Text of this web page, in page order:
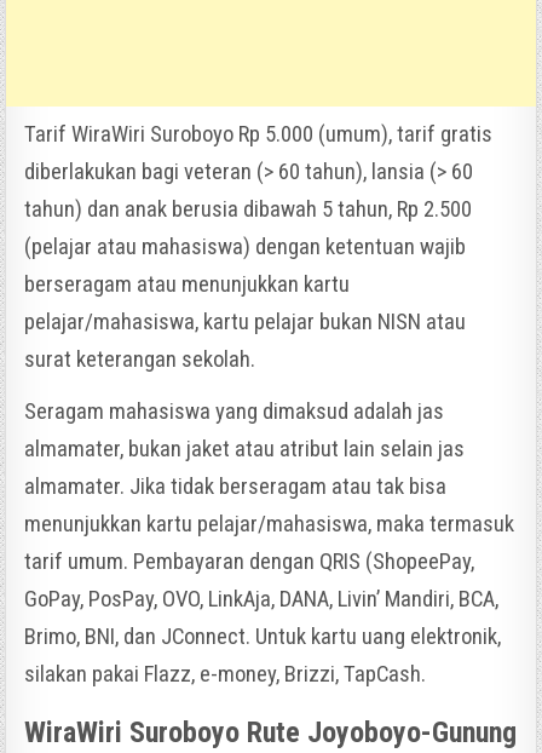
Tarif WiraWiri Suroboyo Rp 5.000 (umum), tarif gratis
diberlakukan bagi veteran (> 60 tahun), lansia (> 60
tahun) dan anak berusia dibawah 5 tahun, Rp 2.500
(pelajar atau mahasiswa) dengan ketentuan wajib
berseragam atau menunjukkan kartu
pelajar/mahasiswa, kartu pelajar bukan NISN atau
surat keterangan sekolah.
Seragam mahasiswa yang dimaksud adalah jas
almamater, bukan jaket atau atribut lain selain jas
almamater. Jika tidak berseragam atau tak bisa
menunjukkan kartu pelajar/mahasiswa, maka termasuk
tarif umum. Pembayaran dengan QRIS (ShopeePay,
GoPay, PosPay, OVO, LinkAja, DANA, Livin’ Mandiri, BCA,
Brimo, BNI, dan JConnect. Untuk kartu uang elektronik,
silakan pakai Flazz, e-money, Brizzi, TapCash.
WiraWiri Suroboyo Rute Joyoboyo-Gunung